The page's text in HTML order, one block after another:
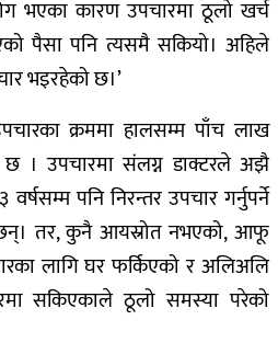
भएका कारण उपचारमा ठूलो खर्च
पैसा पनि त्यसमै सकियो। अहिले
भइरहेको छ।’
क्रममा हालसम्म पाँच लाख
। उपचारमा संलग्न डाक्टरले अझै
पनि निरन्तर उपचार गर्नुपर्ने
तर, कुनै आयस्रोत नभएको, आफू
लागि घर फर्किएको र अलिअलि
सकिएकाले ठूलो समस्या परेको